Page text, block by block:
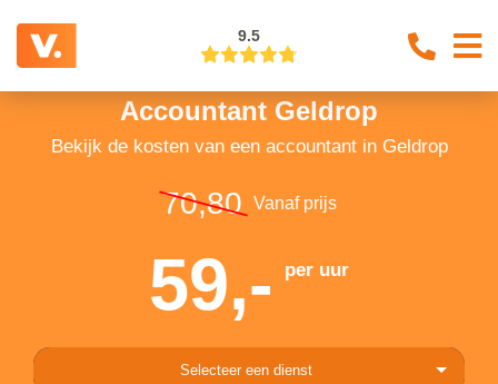
9.5
Accountant Geldrop
Bekijk de kosten van een accountant in Geldrop
70,80 Vanaf prijs
59,- per uur
Selecteer een dienst